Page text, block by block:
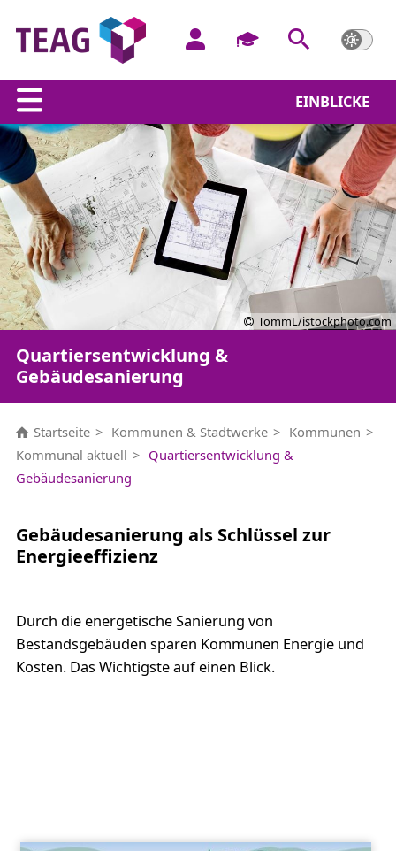
EINBLICKE
TommL/istockphoto.com
Quartiersentwicklung &
Gebäudesanierung
Startseite Kommunen & Stadtwerke
Kommunen
Kommunal aktuell
Quartiersentwicklung &
Gebäudesanierung
Gebäudesanierung als Schlüssel zur
Energieeffizienz
Durch die energetische Sanierung von
Bestandsgebäuden sparen Kommunen Energie und
Kosten. Das Wichtigste auf einen Blick.